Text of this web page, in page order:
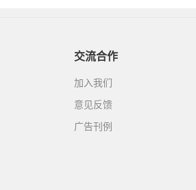
交流合作
加入我们
意见反馈
广告刊例